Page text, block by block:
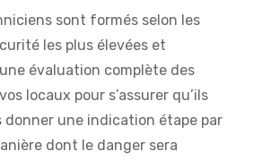
sont formés selon les
les plus élevées et
évaluation complète des
locaux pour s’assurer qu’ils
donner une indication étape par
dont le danger sera